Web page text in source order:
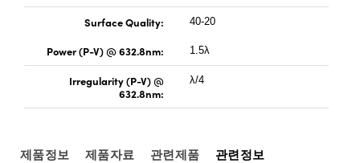
(UFI)
Surface Quality: 40-20
Power (P-V) @ 632.8nm: 1.5λ
Irregularity (P-V) @
632.8nm:
λ/4
제품정보 제품자료 관련제품 관련정보